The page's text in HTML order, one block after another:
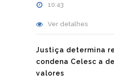
10:43
Ver detalhes
Justiça determina
condena Celesc a
valores